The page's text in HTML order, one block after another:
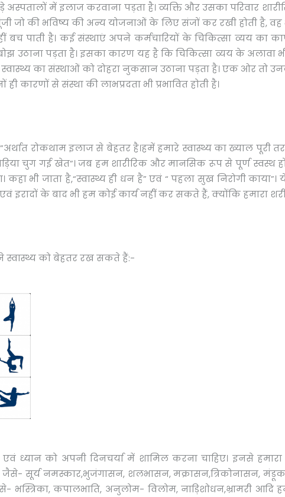
अस्पतालों में इलाज करवाना पड़ता है। व्यक्ति और उसका परिवार
जो की भविष्य की अन्य योजनाओं के लिए संजों कर रखी होती है, वह
बच पाती है। कई संस्थाएं अपने कर्मचारियों के चिकित्सा व्यय का
उठाना पड़ता है। इसका कारण यह है कि चिकित्सा व्यय के अलावा
का संस्थाओं को दोहरा नुकसान उठाना पड़ता है। एक ओर तो
कारणों से संस्था की लाभप्रदता भी प्रभावित होती है।
रोकथाम इलाज से बेहतर है।हमें हमारे स्वास्थ्य का ख्याल पूरी
चुग गई खेत”। जब हम शारीरिक और मानसिक रूप से पूर्ण स्वस्थ
भी जाता है,“स्वास्थ्य ही धन है” एवं “ पहला सुख निरोगी
इरादों के बाद भी हम कोई कार्य नहीं कर सकते हैं, क्योंकि हमारा
स्वास्थ्य को बेहतर रख सकते हैं:-
ध्यान को अपनी दिनचर्या में शामिल करना चाहिए। इनसे हमारा
जैसे- सूर्य नमस्कार,भुजंगासन, शलभासन, मक्रासन,त्रिकोनासन,
भस्त्रिका, कपालभाति, अनुलोम- विलोम, नाड़िशोधन,भ्रामरी आदि